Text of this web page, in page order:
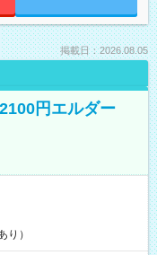
掲載日：2026.08.05
円エルダー
り）